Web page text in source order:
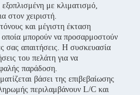
με κλιματισμό,
στον χειριστή.
και μέγιστη έκταση
μπορούν να προσαρμοστούν
σας απαιτήσεις. Η συσκευασία
του πελάτη για να
παράδοση.
βάσει της επιβεβαίωσης
περιλαμβάνουν L/C και